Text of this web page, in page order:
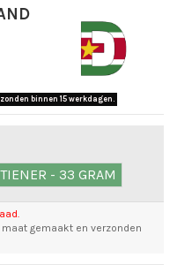
binnen 15 werkdagen.
- 33 GRAM
gemaakt en verzonden